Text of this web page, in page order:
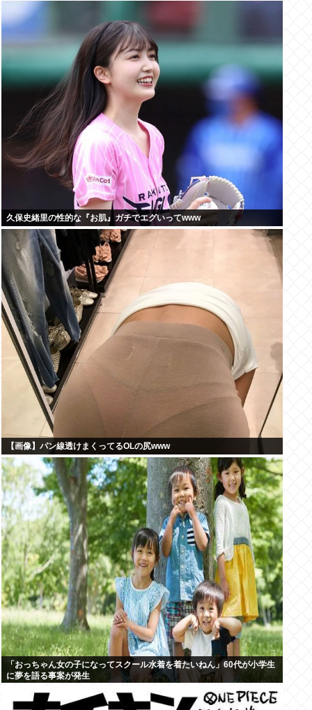
久保史緒里の性的な『お肌』ガチでエグいってwww
【画像】パン線透けまくってるOLの尻www
「おっちゃん女の子になってスクール水着を着たいねん」60代が小学生
に夢を語る事案が発生